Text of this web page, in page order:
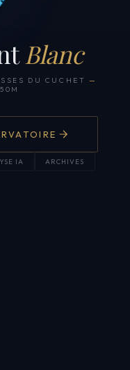
Blanc
DU CUCHET —
IA ARCHIVES